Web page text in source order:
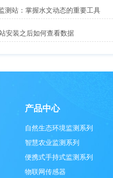
测站：掌握水文动态的重要工具
安装之后如何查看数据
产品中心
自然生态环境监测系列
智慧农业监测系列
便携式手持式监测系列
物联网传感器